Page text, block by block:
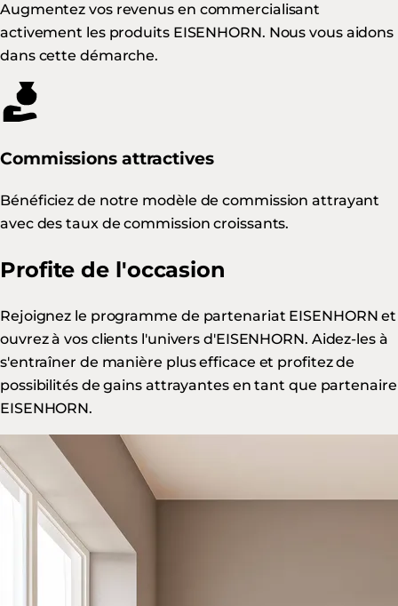
Augmentez vos revenus en commercialisant
activement les produits EISENHORN. Nous vous aidons
dans cette démarche.
Commissions attractives
Bénéficiez de notre modèle de commission attrayant
avec des taux de commission croissants.
Profite de l'occasion
Rejoignez le programme de partenariat EISENHORN et
ouvrez à vos clients l'univers d'EISENHORN. Aidez-les à
s'entraîner de manière plus efficace et profitez de
possibilités de gains attrayantes en tant que partenaire
EISENHORN.